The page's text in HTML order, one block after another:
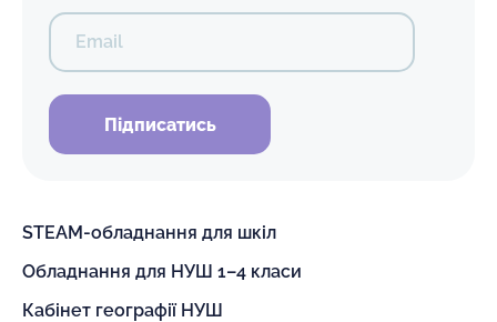
Email
Підписатись
STEAM-обладнання для шкіл
Обладнання для НУШ 1–4 класи
Кабінет географії НУШ